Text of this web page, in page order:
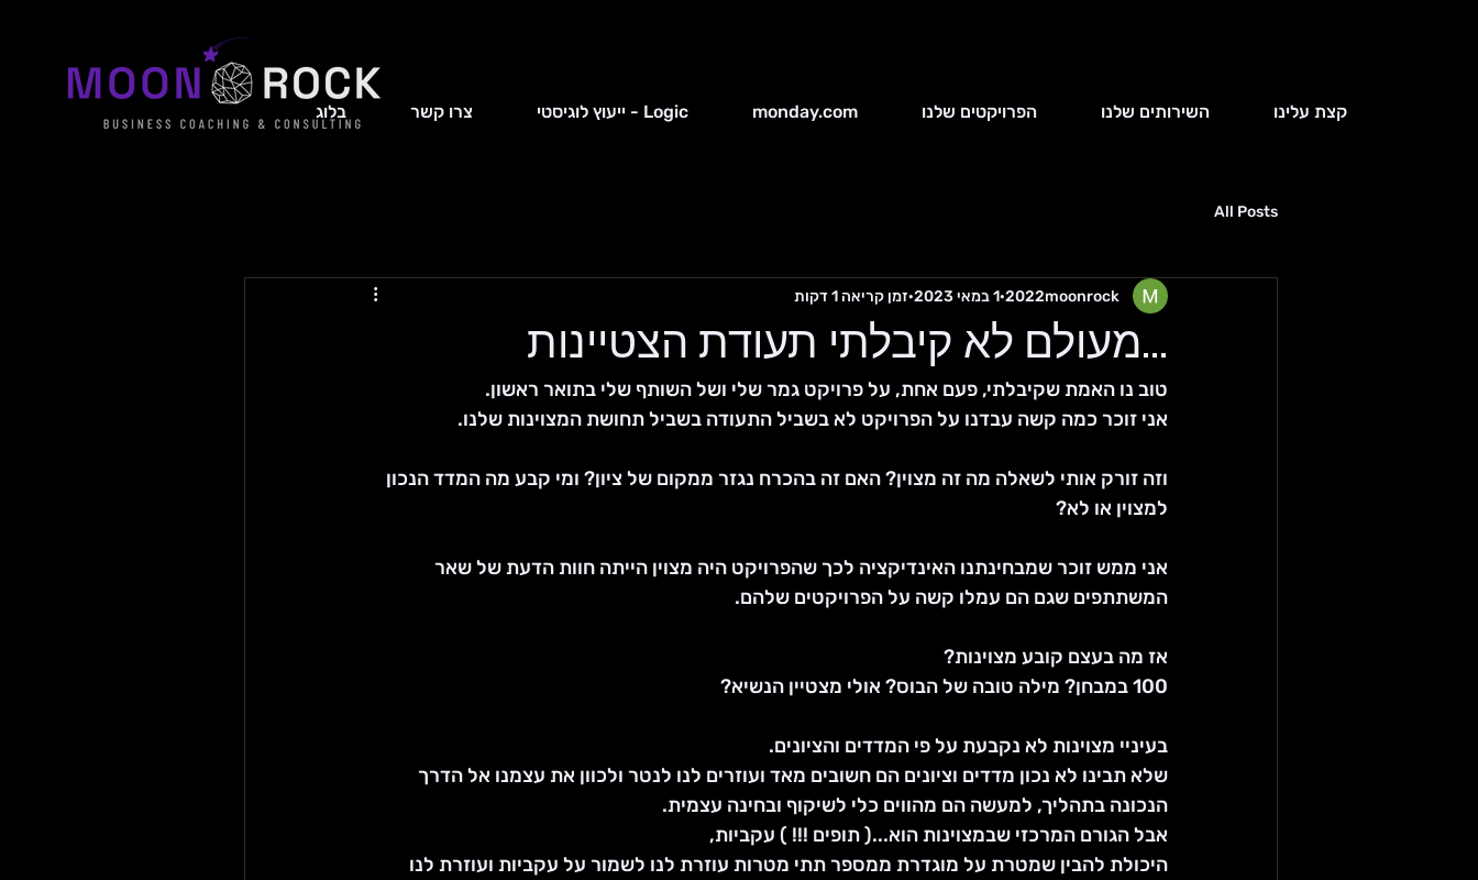
קצת עלינו השירותים שלנו הפרויקטים שלנו monday.com Logic - ייעוץ לוגיסטי צרו קשר בלוג
All Posts
...מעולם לא קיבלתי תעודת הצטיינות
2022moonrock 1 במאי 2023 זמן קריאה 1 דקות
טוב נו האמת שקיבלתי, פעם אחת, על פרויקט גמר שלי ושל השותף שלי בתואר ראשון.
אני זוכר כמה קשה עבדנו על הפרויקט לא בשביל התעודה בשביל תחושת המצוינות שלנו.
וזה זורק אותי לשאלה מה זה מצוין? האם זה בהכרח נגזר ממקום של ציון? ומי קבע מה המדד הנכון
למצוין או לא?
אני ממש זוכר שמבחינתנו האינדיקציה לכך שהפרויקט היה מצוין הייתה חוות הדעת של שאר
המשתתפים שגם הם עמלו קשה על הפרויקטים שלהם.
אז מה בעצם קובע מצוינות?
100 במבחן? מילה טובה של הבוס? אולי מצטיין הנשיא?
בעיניי מצוינות לא נקבעת על פי המדדים והציונים.
שלא תבינו לא נכון מדדים וציונים הם חשובים מאד ועוזרים לנו לנטר ולכוון את עצמנו אל הדרך
הנכונה בתהליך, למעשה הם מהווים כלי לשיקוף ובחינה עצמית.
אבל הגורם המרכזי שבמצוינות הוא...( תופים !!! ) עקביות,
היכולת להבין שמטרת על מוגדרת ממספר תתי מטרות עוזרת לנו לשמור על עקביות ועוזרת לנו